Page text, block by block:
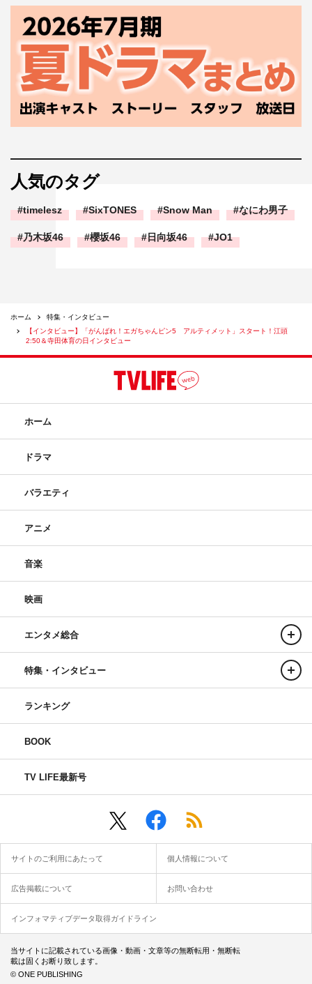
寺田：したした。
江頭：いい死に方だった。
寺田：頑張ったよ。
江頭：あと、ロケット花火を靴につけて走る企画。ロケッ
ト花火のシューっていうのでちょっと速くなるんじゃない
い消せよ！消せよ！ってスタッフに言って。
－－うわーそれはすごい！では今までやってて、一番大変
だった企画は？
の。下の方にブリーフが
あんの。それを履けって
のも初めてだよ？なのに
死ぬかと思うよ。ばーん
たるんだよ。だから2日後、腰から下が真っ黒。裸なのに
－－本当に無謀なチャレンジをたくさんされているんです
ね。今後やってみたい企画はありますか？
江頭：バンジーかな。あのね、橋の上からダッチワイフを
落とすのね。それ、俺の嫁さんなんだけど。ちょっと想像
してよ。俺の嫁さんがバンジーなの、あ、バンジーじゃな
寺田：ダッチワイフ！キャサリンって呼ばれてる。
らそれを助ける。シューンって行って、一番伸びた所でビ
ューンと捕まえる。それが失敗して、嫁さんを落としちゃ
寺田：取れないんだよね。全然つかめないんだよ、空中
で。
江頭：だってバンジーするの初めてなんだよ！俺。でもや
れって言うんだよ、ひどいんだよ。それが成功しなかった
から、リベンジしたい。
アスリートの活躍を楽しんでほしい（寺
人気のタグ
timelesz SixTONES Snow Man なにわ男子
乃木坂46 櫻坂46 日向坂46 JO1
ホーム
特集・インタビュー
【インタビュー】「がんばれ！エガちゃんピン5 アルティメット」スタート！江頭
2:50＆寺田体育の日インタビュー
ホーム
ドラマ
バラエティ
アニメ
音楽
映画
エンタメ総合
特集・インタビュー
ランキング
BOOK
TV LIFE最新号
サイトのご利用にあたって 個人情報について
広告掲載について お問い合わせ
インフォマティブデータ取得ガイドライン
当サイトに記載されている画像・動画・文章等の無断転用・無断転
載は固くお断り致します。
© ONE PUBLISHING